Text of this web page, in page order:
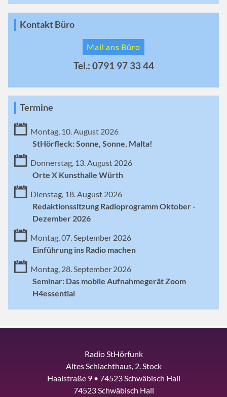
Kontakt Büro
Mail ans Büro
Tel.: 0791 97 33 44
Termine
Montag, 10. August 2026
StHörfleck: Sonne, Sonne, Malta!
Donnerstag, 13. August 2026
Orte X Kunsthalle Würth
Dienstag, 18. August 2026
Redaktionssitzung Radioprogramm Oktober -
Dezember 2026
Montag, 07. September 2026
Einführung ins Radio machen
Montag, 28. September 2026
Seminar: Das mobile Aufnahmegerät Zoom
H4essential
Radio StHörfunk
Altes Schlachthaus, 2. Stock
Haalstraße 9 • 74523 Schwäbisch Hall
74523 Schwäbisch Hall